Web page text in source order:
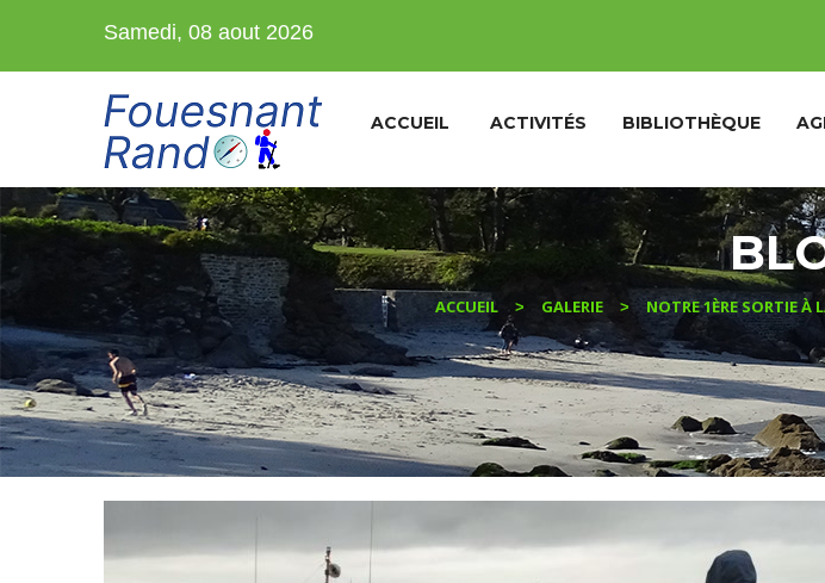
Samedi, 08 aout 2026
ACCUEIL ACTIVITÉS BIBLIOTHÈQUE
ACCUEIL > GALERIE > NOTRE 1ÈRE SORTIE À